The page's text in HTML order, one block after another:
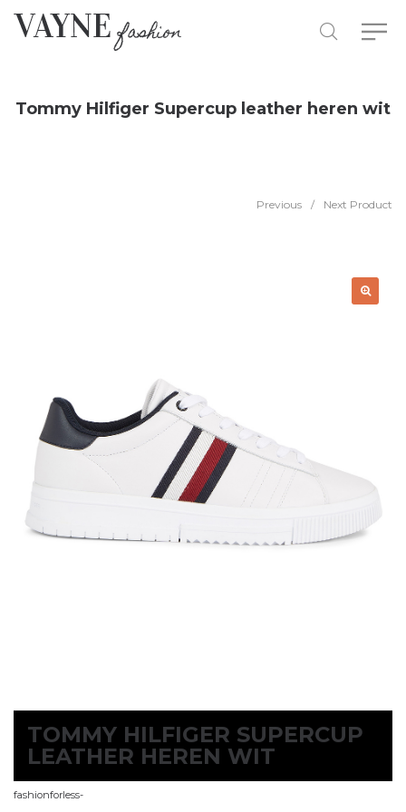
Tommy Hilfiger Supercup leather heren wit
Previous / Next Product
TOMMY HILFIGER SUPERCUP
LEATHER HEREN WIT
fashionforless-